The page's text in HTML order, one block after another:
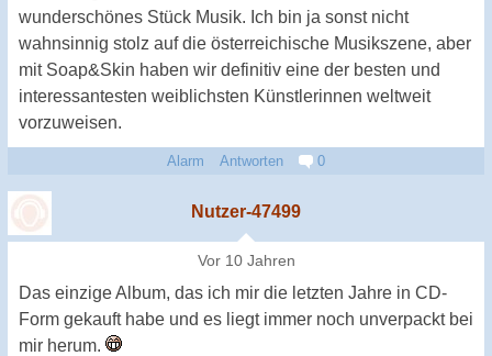
wunderschönes Stück Musik. Ich bin ja sonst nicht
wahnsinnig stolz auf die österreichische Musikszene, aber
mit Soap&Skin haben wir definitiv eine der besten und
interessantesten weiblichsten Künstlerinnen weltweit
vorzuweisen.
Alarm Antworten 0
Nutzer-47499
Vor 10 Jahren
Das einzige Album, das ich mir die letzten Jahre in CD-
Form gekauft habe und es liegt immer noch unverpackt bei
mir herum.